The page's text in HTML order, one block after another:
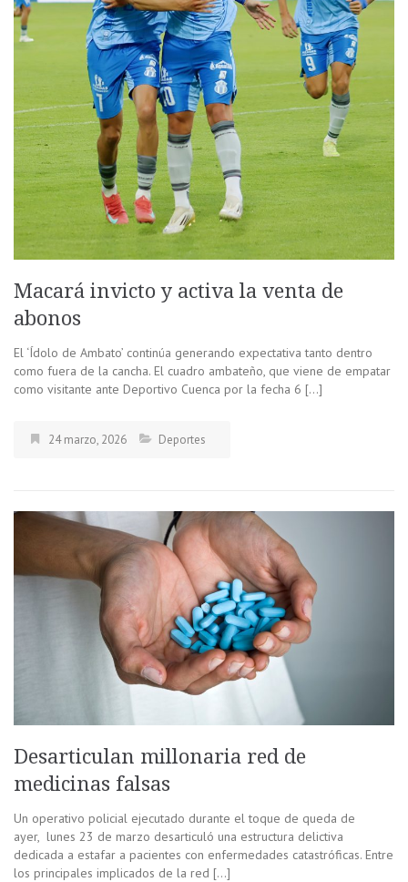
Macará invicto y activa la venta de
abonos
El ‘Ídolo de Ambato’ continúa generando expectativa tanto dentro
como fuera de la cancha. El cuadro ambateño, que viene de empatar
como visitante ante Deportivo Cuenca por la fecha 6 […]
24 marzo, 2026 Deportes
Desarticulan millonaria red de
medicinas falsas
Un operativo policial ejecutado durante el toque de queda de
ayer, lunes 23 de marzo desarticuló una estructura delictiva
dedicada a estafar a pacientes con enfermedades catastróficas. Entre
los principales implicados de la red […]